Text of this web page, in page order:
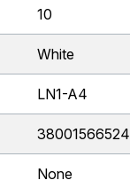
10
White
LN1-A4
None